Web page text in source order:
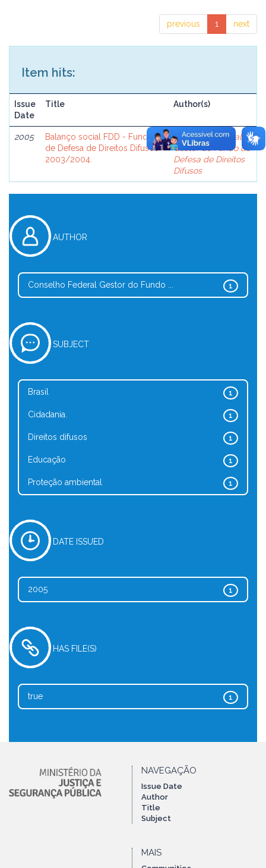
previous 1 next
Item hits:
Issue
Date
Title Author(s)
2005
Balanço social FDD - Fundo
de Defesa de Direitos Difusos
2003/2004.
Conselho Federal
Gestor do Fundo de
Defesa de Direitos
Difusos
AUTHOR
1
Conselho Federal Gestor do Fundo ...
SUBJECT
1
Brasil
1
Cidadania.
1
Direitos difusos
1
Educação
1
Proteção ambiental
DATE ISSUED
1
2005
HAS FILE(S)
1
true
NAVEGAÇÃO
Issue Date
Author
Title
Subject
MAIS